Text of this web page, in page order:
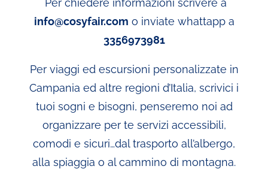
Per chiedere informazioni scrivere a
info@cosyfair.com o inviate whattapp a
3356973981
Per viaggi ed escursioni personalizzate in
Campania ed altre regioni d’Italia, scrivici i
tuoi sogni e bisogni, penseremo noi ad
organizzare per te servizi accessibili,
comodi e sicuri…dal trasporto all’albergo,
alla spiaggia o al cammino di montagna.